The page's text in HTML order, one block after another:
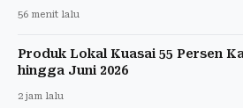
56 menit lalu
Produk Lokal Kuasai 55 Persen
hingga Juni 2026
2 jam lalu